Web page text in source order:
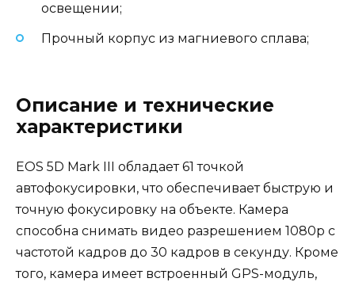
освещении;
Прочный корпус из магниевого сплава;
Описание и технические
характеристики
EOS 5D Mark III обладает 61 точкой
автофокусировки, что обеспечивает быструю и
точную фокусировку на объекте. Камера
способна снимать видео разрешением 1080p с
частотой кадров до 30 кадров в секунду. Кроме
того, камера имеет встроенный GPS-модуль,